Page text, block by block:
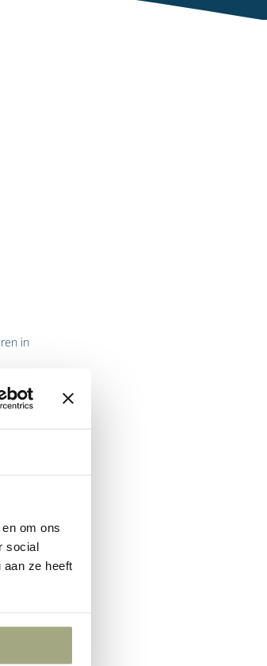
om ons
social
aan ze heeft
in
de
is het
dan
met